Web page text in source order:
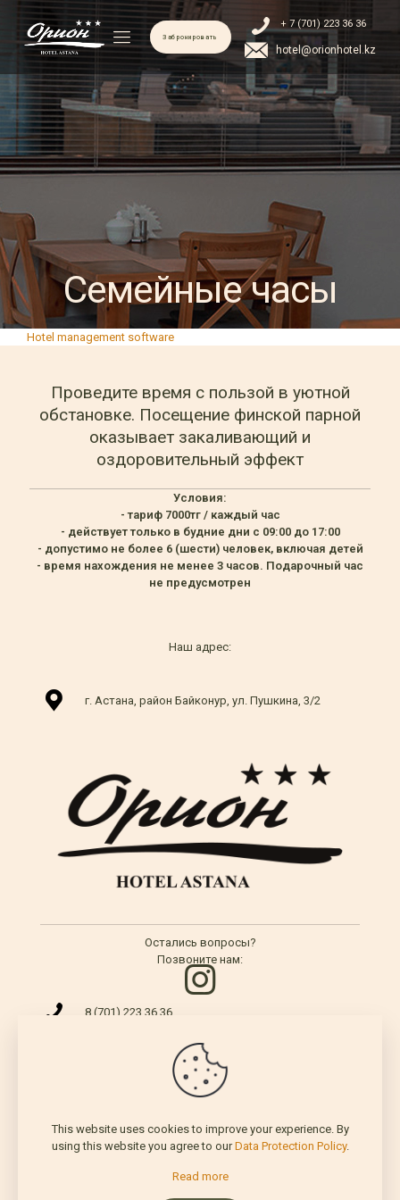
Забронировать
+ 7 (701) 223 36 36
hotel@orionhotel.kz
Семейные часы
Hotel management software
Проведите время с пользой в уютной
обстановке. Посещение финской парной
оказывает закаливающий и
оздоровительный эффект
Условия:
- тариф 7000тг / каждый час
- действует только в будние дни с 09:00 до 17:00
- допустимо не более 6 (шести) человек, включая детей
- время нахождения не менее 3 часов. Подарочный час
не предусмотрен
Наш адрес:
г. Астана, район Байконур, ул. Пушкина, 3/2
Остались вопросы?
Позвоните нам:
8 (701) 223 36 36
hotel@orionhotel.kz
© 2026 Гостиница "Орион" Астана. Все права защищены.
This website uses cookies to improve your experience. By
using this website you agree to ourData Protection Policy.
Read more